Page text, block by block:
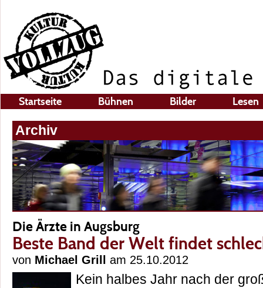
Startseite Bühnen Bilder Lesen
Archiv
Die Ärzte in Augsburg
Beste Band der Welt findet
von Michael Grill am 25.10.2012
Kein halbes Jahr nach der